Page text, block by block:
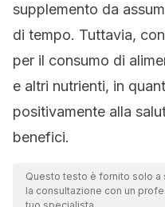
supplemento da
di tempo. Tuttavia,
per il consumo di
e altri nutrienti, in
positivamente alla
benefici.
Questo testo è fornito solo
la consultazione con un